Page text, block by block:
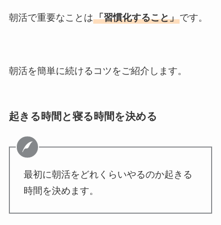
朝活で重要なことは「習慣化すること」です。
朝活を簡単に続けるコツをご紹介します。
起きる時間と寝る時間を決める
最初に朝活をどれくらいやるのか起きる
時間を決めます。